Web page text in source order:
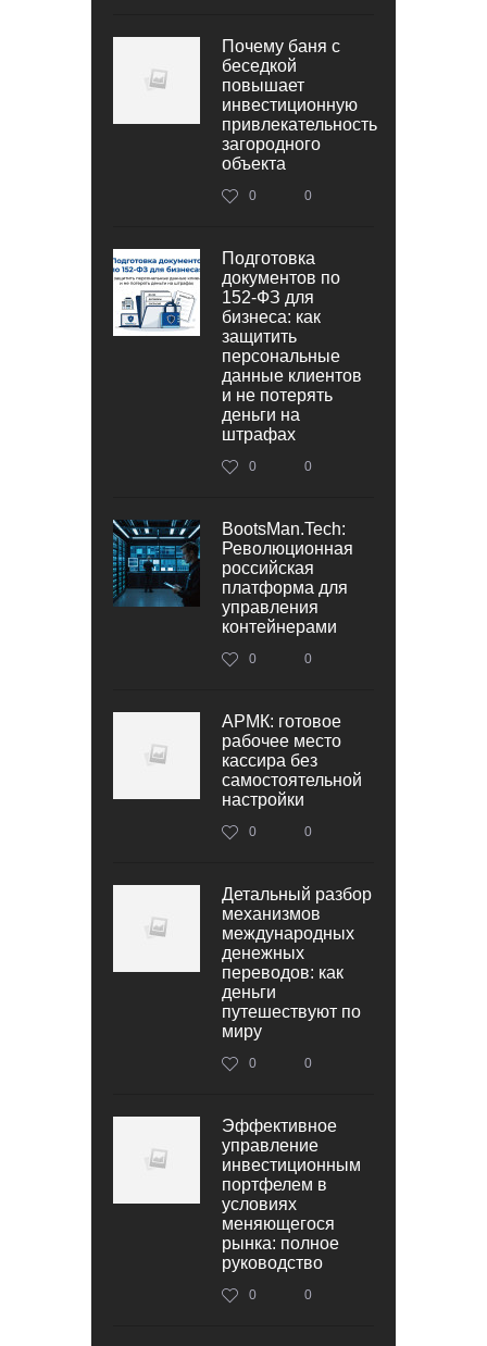
Почему баня с
беседкой
повышает
инвестиционную
привлекательность
загородного
объекта
0 0
Подготовка
документов по
152‑ФЗ для
бизнеса: как
защитить
персональные
данные клиентов
и не потерять
деньги на
штрафах
0 0
BootsMan.Tech:
Революционная
российская
платформа для
управления
контейнерами
0 0
АРМК: готовое
рабочее место
кассира без
самостоятельной
настройки
0 0
Детальный разбор
механизмов
международных
денежных
переводов: как
деньги
путешествуют по
миру
0 0
Эффективное
управление
инвестиционным
портфелем в
условиях
меняющегося
рынка: полное
руководство
0 0